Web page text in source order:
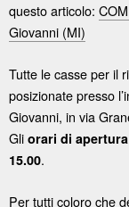
questo articolo:
Giovanni (MI)
Tutte le casse per il
posizionate presso
Giovanni, in via
Gli orari di apertura
15.00.
Per tutti coloro che